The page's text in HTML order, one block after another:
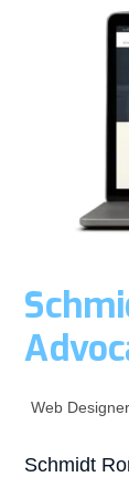
Web Designer
Schmidt